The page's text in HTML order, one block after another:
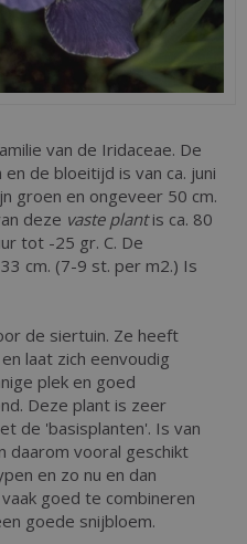
van de Iridaceae. De
de bloeitijd is van ca. juni
groen en ongeveer 50 cm.
deze vaste plantis ca. 80
tot -25 gr. C. De
cm. (7-9 st. per m2.) Is
de siertuin. Ze heeft
laat zich eenvoudig
plek en goed
Deze plant is zeer
de 'basisplanten'. Is van
daarom vooral geschikt
en zo nu en dan
goed te combineren
goede snijbloem.